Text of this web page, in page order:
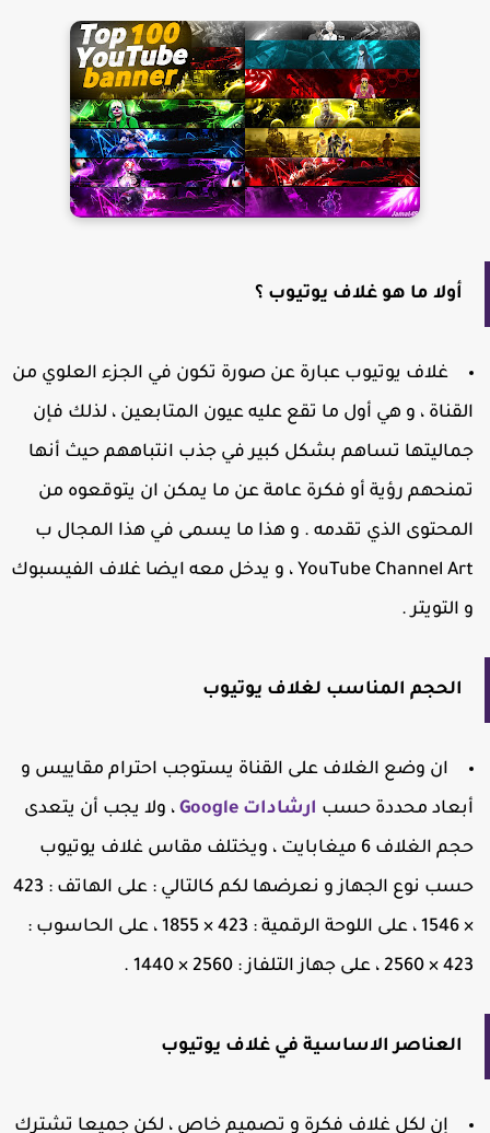
أولا ما هو غلاف يوتيوب ؟
غلاف يوتيوب عبارة عن صورة تكون في الجزء العلوي من
، و هي أول ما تقع عليه عيون المتابعين ، لذلك فإن
تساهم بشكل كبير في جذب انتباههم حيث أنها
رؤية أو فكرة عامة عن ما يمكن ان يتوقعوه من
الذي تقدمه . و هذا ما يسمى في هذا المجال ب
YouTube Channel Art ، و يدخل معه ايضا غلاف الفيسبوك
التويتر .
الحجم المناسب لغلاف يوتيوب
ان وضع الغلاف على القناة يستوجب احترام مقاييس و
محددة حسبارشادات Google
، ولا يجب أن يتعدى
حجم الغلاف 6 ميغابايت ، ويختلف مقاس غلاف يوتيوب
حسب نوع الجهاز و نعرضها لكم كالتالي : على الهاتف : 423
× 1546 ، على اللوحة الرقمية : 423 × 1855 ، على الحاسوب :
، على جهاز التلفاز : 2560 × 1440 .
العناصر الاساسية في غلاف يوتيوب
إن لكل غلاف فكرة و تصميم خاص ، لكن جميعا تشترك